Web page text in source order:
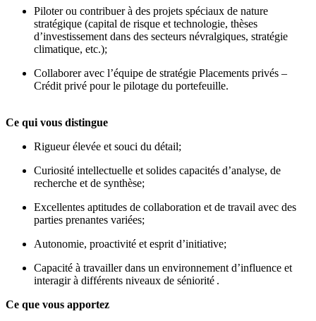
Piloter ou contribuer à des projets spéciaux de nature
stratégique (capital de risque et technologie, thèses
d’investissement dans des secteurs névralgiques, stratégie
climatique, etc.);
Collaborer avec l’équipe de stratégie Placements privés –
Crédit privé pour le pilotage du portefeuille.
Ce qui vous distingue
Rigueur élevée et souci du détail;
Curiosité intellectuelle et solides capacités d’analyse, de
recherche et de synthèse;
Excellentes aptitudes de collaboration et de travail avec des
parties prenantes variées;
Autonomie, proactivité et esprit d’initiative;
Capacité à travailler dans un environnement d’influence et
interagir à différents niveaux de séniorité .
Ce que vous apportez